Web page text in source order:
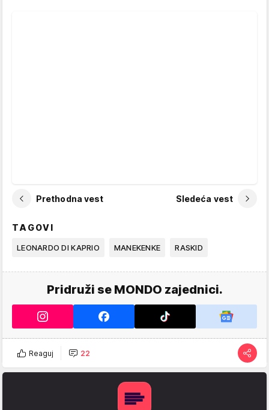
Prethodna vest Sledeća vest
TAGOVI
LEONARDO DI KAPRIO MANEKENKE RASKID
Pridruži se MONDO zajednici.
Reaguj 22